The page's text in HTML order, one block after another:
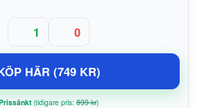
1 0
HÄR (749 KR)
(tidigare pris: 899 kr)